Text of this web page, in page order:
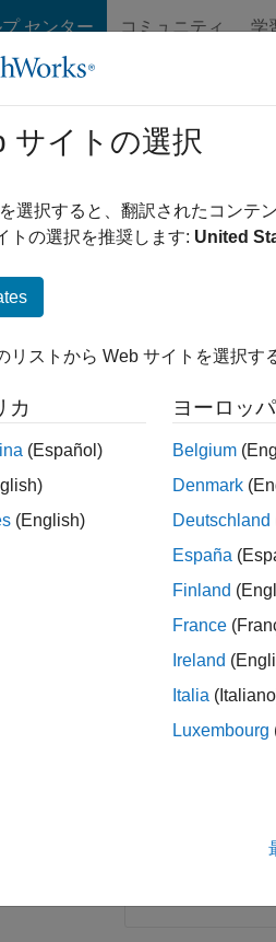
センター コミュニティ 学
使用
オートメーション
説明
=
progidで指定され
の関数はエラー
すべて折りたたむ
Excel の
c =
list =
サイトの選択
選択すると、翻訳されたコンテ
トの選択を推奨します: United
リストから Web サイトを選択す
カ
(Español)
(English)
ヨーロッパ
Belgium
Denmark
Deutschland
España
Finland
France
Ireland
Italia
Luxembourg